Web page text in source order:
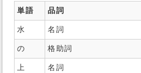
単語 品詞
水 名詞
の 格助詞
上 名詞